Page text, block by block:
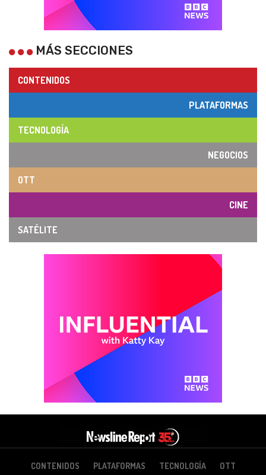
MÁS SECCIONES
CONTENIDOS
PLATAFORMAS
TECNOLOGÍA
NEGOCIOS
OTT
CINE
SATÉLITE
CONTENIDOS PLATAFORMAS TECNOLOGÍA OTT